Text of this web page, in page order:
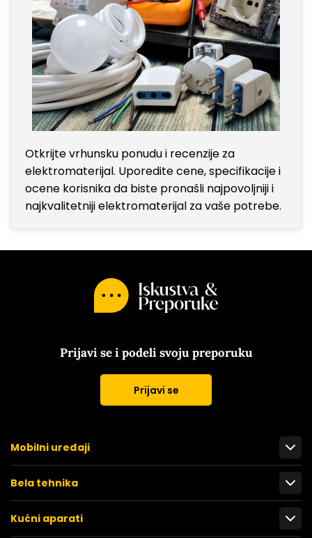
Otkrijte vrhunsku ponudu i recenzije za
elektromaterijal. Uporedite cene, specifikacije i
ocene korisnika da biste pronašli najpovoljniji i
najkvalitetniji elektromaterijal za vaše potrebe.
Prijavi se i podeli svoju preporuku
Prijavi se
Mobilni uređaji
Bela tehnika
Kućni aparati